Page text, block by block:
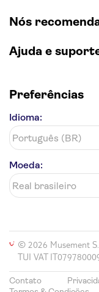
Nós
Ajuda e
Preferências
Idioma:
Moeda:
© 2026 Musement
TUI VAT
Contato